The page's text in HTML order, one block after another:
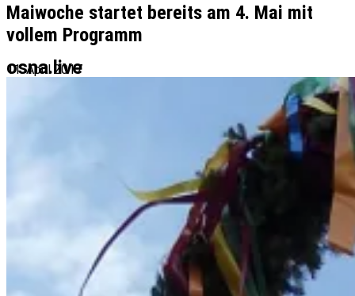
osna.live
Maiwoche startet bereits am 4. Mai mit
vollem Programm
11. April 2017